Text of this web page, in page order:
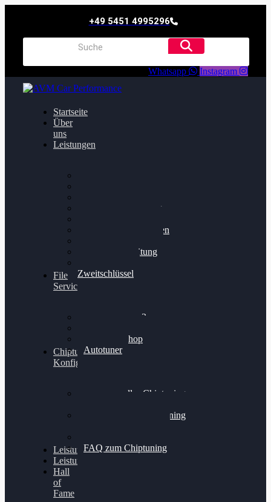
+49 5451 4995296
Whatsapp Instagram
Startseite
Über
uns
Leistungen
Getriebeoptimierung
Bremsscheiben planen
Felgenaufbereitung
Zweitschlüssel
File
Service
Alientech Kess3
Alientech Shop
Autotuner
Chiptuning
Konfigurator
Professionelles Chiptuning
Professionelles Chiptuning
FAQ zum Chiptuning
Leistungsmessung
Leistungsprüfstand
Hall
of
Fame